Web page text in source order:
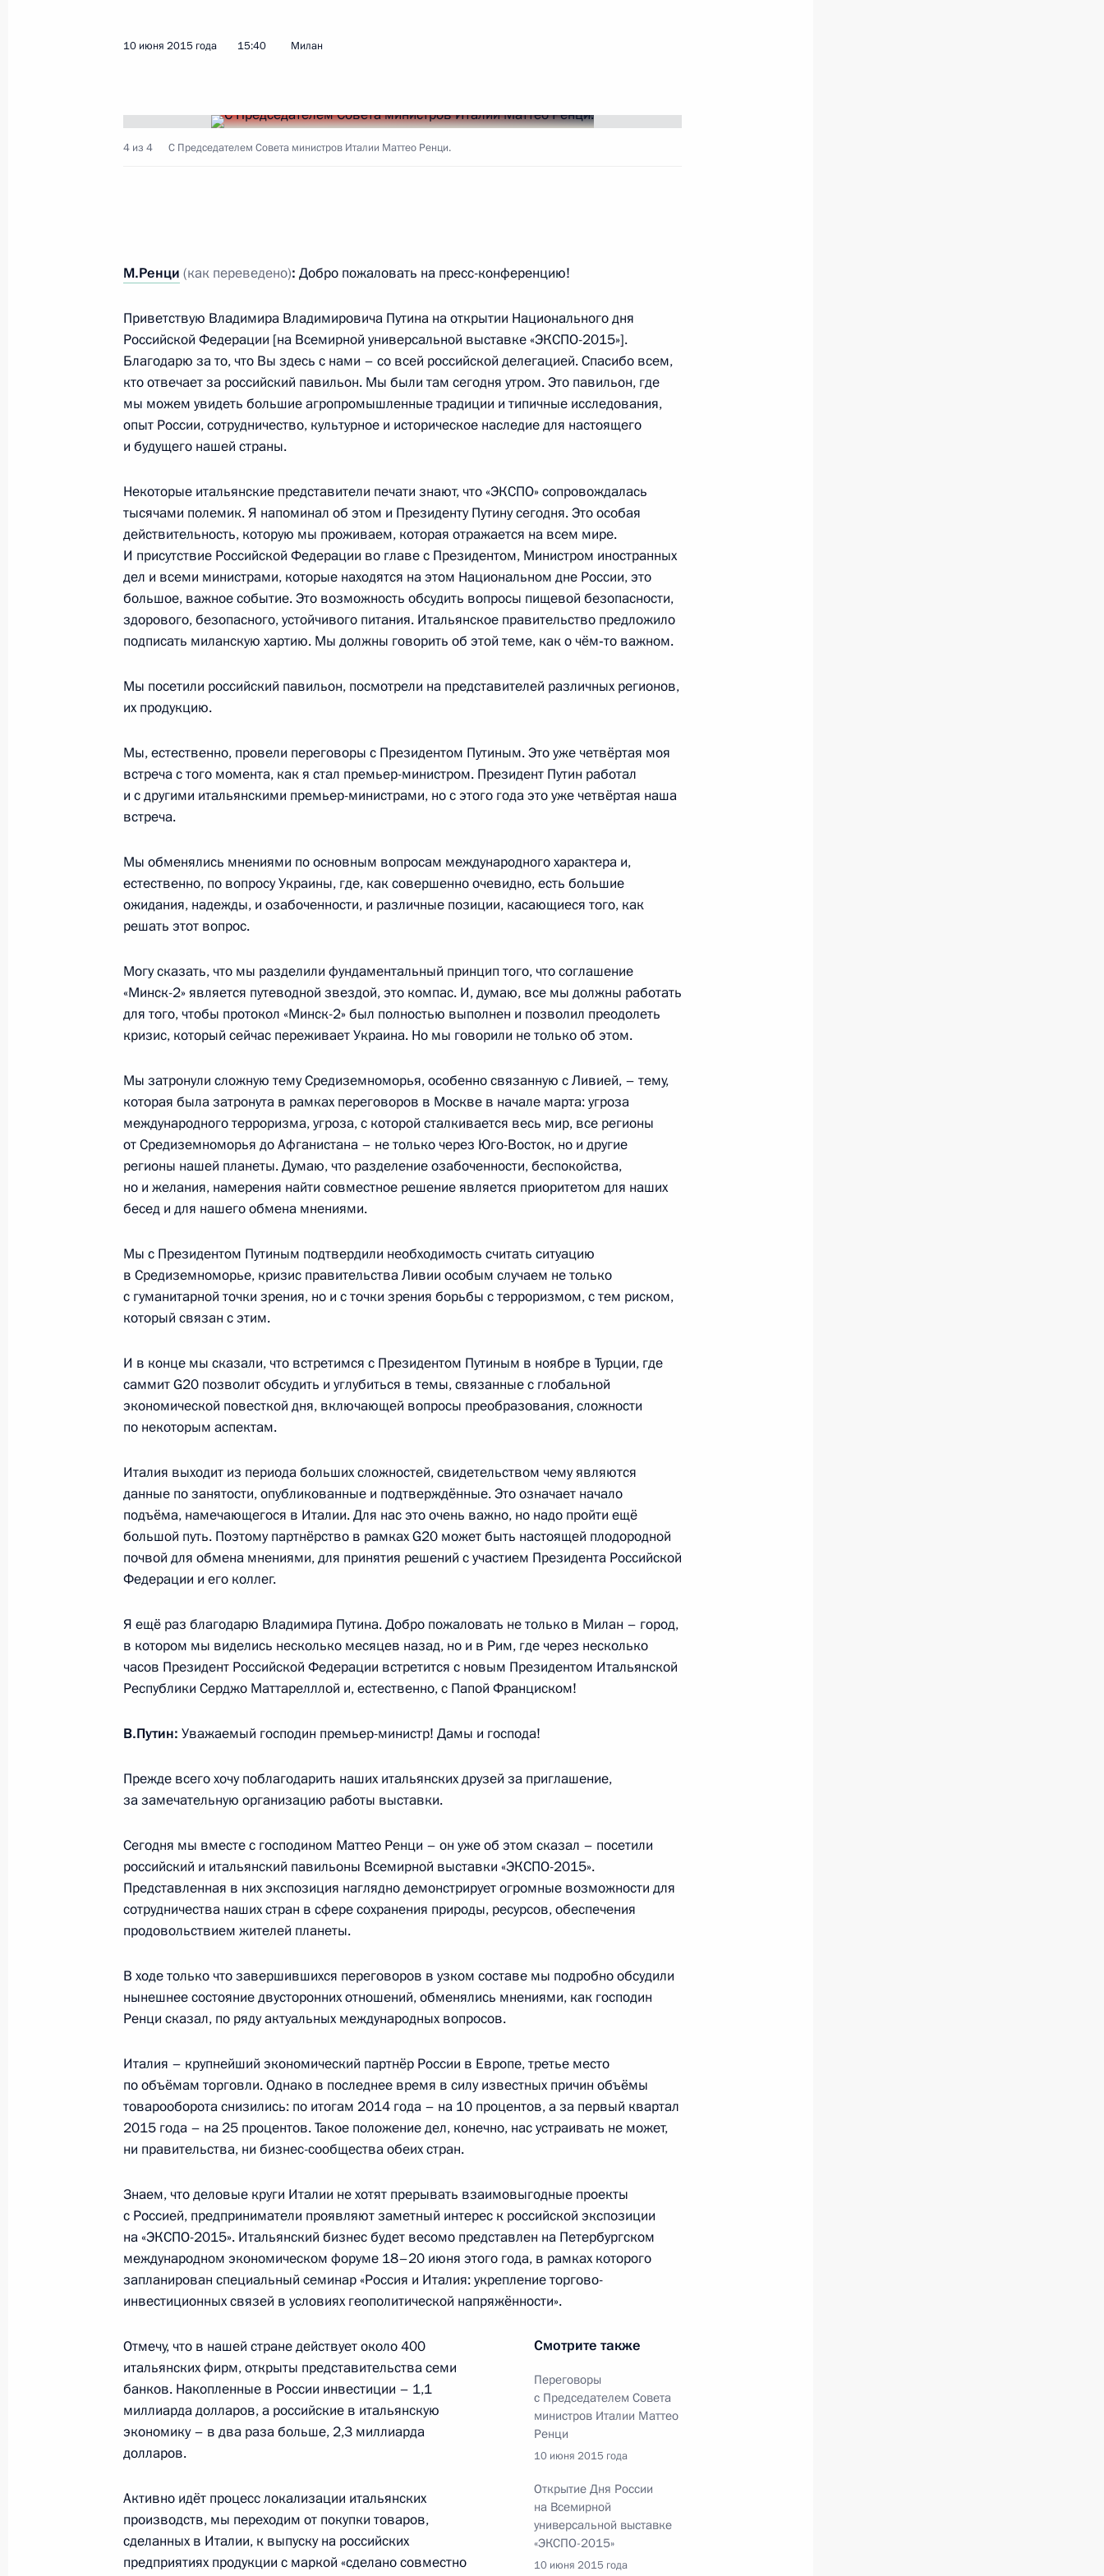
11 июня 2015 года, четверг
Встреча с президентом РАН Владимиром Фортовым
министров Италии Маттео Ренци
10 июня 2015 года, 15:40 Милан
Открытие Дня России на Всемирной универсальной выставке
«ЭКСПО-2015»
9 июня 2015 года, вторник
Рабочая встреча с губернатором Калининградской области
Николаем Цукановым
9 июня 2015 года, 23:55 Московская область, Ново-Огарёво
2
Встреча с главой Постоянного комитета Всекитайского собрания
9 июня 2015 года, 20:20 Московская область, Ново-Огарёво
Встреча с губернатором Орловской области Вадимом Потомским
9 июня 2015 года, 13:30 Москва, Кремль
8 июня 2015 года, понедельник
Рабочая встреча с руководителем Федеральной
антимонопольной службы Игорем Артемьевым
8 июня 2015 года, 14:50 Москва, Кремль
Рабочая встреча с председателем правления Пенсионного фонда
Антоном Дроздовым
8 июня 2015 года, 13:10
6 июня 2015 года, суббота
Интервью итальянской газете Il Corriere della Sera
6 июня 2015 года, 09:00
5 июня 2015 года, пятница
Рабочая встреча с вице-премьером – полпредом Президента
в ДФО Юрием Трутневым
Встреча с губернатором Московской области Андреем
Воробьёвым
5 июня 2015 года, 12:10 Москва, Кремль
4 июня 2015 года, четверг
Встреча с президентом – председателем правления Банка ВТБ
Андреем Костиным
4 июня 2015 года, 18:40 Москва, Кремль
Рабочая встреча с губернатором Чукотского автономного округа
4 июня 2015 года, 13:10 Москва, Кремль
3 июня 2015 года, среда
иностранных дел ШОС
3 июня 2015 года, 15:00 Москва, Кремль
2 июня 2015 года, вторник
Встреча с Председателем Правительства Словакии Робертом
Фицо
3
Заседание Совета по развитию физической культуры и спорта
2 июня 2015 года, 15:20 Москва, Кремль
1 июня 2015 года, понедельник
Вручение орденов «Родительская слава»
1 июня 2015 года, 18:45 Москва, Кремль
Встреча с Президентом Южной Осетии Леонидом Тибиловым
1 июня 2015 года, 16:10 Москва, Кремль
5
10 июня 2015 года 15:40 Милан
4 из 4 С Председателем Совета министров Италии Маттео Ренци.
М.Ренци (как переведено): Добро пожаловать на пресс-конференцию!
Приветствую Владимира Владимировича Путина на открытии Национального дня
Российской Федерации [на Всемирной универсальной выставке «ЭКСПО-2015»].
Благодарю за то, что Вы здесь с нами – со всей российской делегацией. Спасибо всем,
кто отвечает за российский павильон. Мы были там сегодня утром. Это павильон, где
мы можем увидеть большие агропромышленные традиции и типичные исследования,
опыт России, сотрудничество, культурное и историческое наследие для настоящего
и будущего нашей страны.
Некоторые итальянские представители печати знают, что «ЭКСПО» сопровождалась
тысячами полемик. Я напоминал об этом и Президенту Путину сегодня. Это особая
действительность, которую мы проживаем, которая отражается на всем мире.
И присутствие Российской Федерации во главе с Президентом, Министром иностранных
дел и всеми министрами, которые находятся на этом Национальном дне России, это
большое, важное событие. Это возможность обсудить вопросы пищевой безопасности,
здорового, безопасного, устойчивого питания. Итальянское правительство предложило
подписать миланскую хартию. Мы должны говорить об этой теме, как о чём‑то важном.
Мы посетили российский павильон, посмотрели на представителей различных регионов,
их продукцию.
Мы, естественно, провели переговоры с Президентом Путиным. Это уже четвёртая моя
встреча с того момента, как я стал премьер-министром. Президент Путин работал
и с другими итальянскими премьер-министрами, но с этого года это уже четвёртая наша
встреча.
Мы обменялись мнениями по основным вопросам международного характера и,
естественно, по вопросу Украины, где, как совершенно очевидно, есть большие
ожидания, надежды, и озабоченности, и различные позиции, касающиеся того, как
решать этот вопрос.
Могу сказать, что мы разделили фундаментальный принцип того, что соглашение
«Минск-2» является путеводной звездой, это компас. И, думаю, все мы должны работать
для того, чтобы протокол «Минск-2» был полностью выполнен и позволил преодолеть
кризис, который сейчас переживает Украина. Но мы говорили не только об этом.
Мы затронули сложную тему Средиземноморья, особенно связанную с Ливией, – тему,
которая была затронута в рамках переговоров в Москве в начале марта: угроза
международного терроризма, угроза, с которой сталкивается весь мир, все регионы
от Средиземноморья до Афганистана – не только через Юго-Восток, но и другие
регионы нашей планеты. Думаю, что разделение озабоченности, беспокойства,
но и желания, намерения найти совместное решение является приоритетом для наших
бесед и для нашего обмена мнениями.
Мы с Президентом Путиным подтвердили необходимость считать ситуацию
в Средиземноморье, кризис правительства Ливии особым случаем не только
с гуманитарной точки зрения, но и с точки зрения борьбы с терроризмом, с тем риском,
который связан с этим.
И в конце мы сказали, что встретимся с Президентом Путиным в ноябре в Турции, где
саммит G20 позволит обсудить и углубиться в темы, связанные с глобальной
экономической повесткой дня, включающей вопросы преобразования, сложности
по некоторым аспектам.
Италия выходит из периода больших сложностей, свидетельством чему являются
данные по занятости, опубликованные и подтверждённые. Это означает начало
подъёма, намечающегося в Италии. Для нас это очень важно, но надо пройти ещё
большой путь. Поэтому партнёрство в рамках G20 может быть настоящей плодородной
почвой для обмена мнениями, для принятия решений с участием Президента Российской
Федерации и его коллег.
Я ещё раз благодарю Владимира Путина. Добро пожаловать не только в Милан – город,
в котором мы виделись несколько месяцев назад, но и в Рим, где через несколько
часов Президент Российской Федерации встретится с новым Президентом Итальянской
Республики Серджо Маттарелллой и, естественно, с Папой Франциском!
В.Путин: Уважаемый господин премьер-министр! Дамы и господа!
Прежде всего хочу поблагодарить наших итальянских друзей за приглашение,
за замечательную организацию работы выставки.
Сегодня мы вместе с господином Маттео Ренци – он уже об этом сказал – посетили
российский и итальянский павильоны Всемирной выставки «ЭКСПО-2015».
Представленная в них экспозиция наглядно демонстрирует огромные возможности для
сотрудничества наших стран в сфере сохранения природы, ресурсов, обеспечения
продовольствием жителей планеты.
В ходе только что завершившихся переговоров в узком составе мы подробно обсудили
нынешнее состояние двусторонних отношений, обменялись мнениями, как господин
Ренци сказал, по ряду актуальных международных вопросов.
Италия – крупнейший экономический партнёр России в Европе, третье место
по объёмам торговли. Однако в последнее время в силу известных причин объёмы
товарооборота снизились: по итогам 2014 года – на 10 процентов, а за первый квартал
2015 года – на 25 процентов. Такое положение дел, конечно, нас устраивать не может,
ни правительства, ни бизнес-сообщества обеих стран.
Знаем, что деловые круги Италии не хотят прерывать взаимовыгодные проекты
с Россией, предприниматели проявляют заметный интерес к российской экспозиции
на «ЭКСПО-2015». Итальянский бизнес будет весомо представлен на Петербургском
международном экономическом форуме 18–20 июня этого года, в рамках которого
запланирован специальный семинар «Россия и Италия: укрепление торгово-
инвестиционных связей в условиях геополитической напряжённости».
Смотрите также
Переговоры
с Председателем Совета
министров Италии Маттео
Ренци
10 июня 2015 года
Открытие Дня России
на Всемирной
универсальной выставке
«ЭКСПО-2015»
10 июня 2015 года
Отмечу, что в нашей стране действует около 400
итальянских фирм, открыты представительства семи
банков. Накопленные в России инвестиции – 1,1
миллиарда долларов, а российские в итальянскую
экономику – в два раза больше, 2,3 миллиарда
долларов.
Активно идёт процесс локализации итальянских
производств, мы переходим от покупки товаров,
сделанных в Италии, к выпуску на российских
предприятиях продукции с маркой «сделано совместно